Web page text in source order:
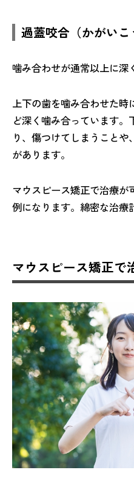
過蓋咬合（かがいこ
噛み合わせが通常以上に深
上下の歯を噛み合わせた時
ど深く噛み合っています
り、傷つけてしまうこと
があります。
マウスピース矯正で治療
例になります。綿密な治療
マウスピース矯正で